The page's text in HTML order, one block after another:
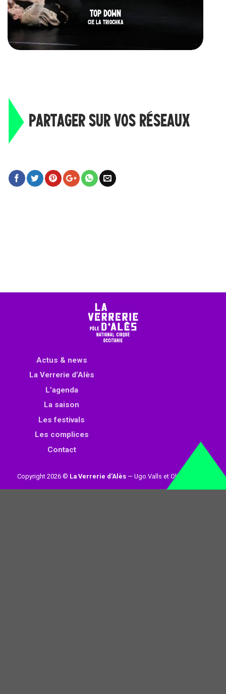
TOP DOWN
CIE LA TRIOCHKA
PARTAGER SUR VOS RÉSEAUX
Actus & news
La Verrerie d’Alès
L’agenda
La saison
Les festivals
Les complices
Contact
Copyright 2026 © La Verrerie d'Alès— Ugo Valls et Olivier Loynet